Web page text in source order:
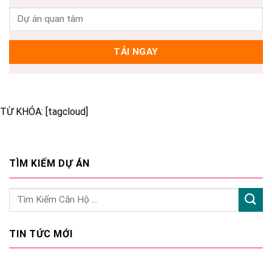
TỪ KHÓA: [tagcloud]
TÌM KIẾM DỰ ÁN
TIN TỨC MỚI